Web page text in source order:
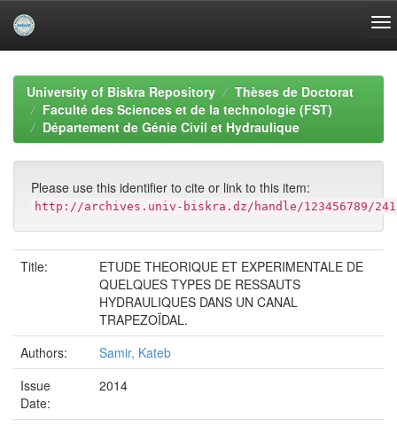
navigationUniversity of Biskra Repository
Thèses de Doctorat
Faculté des Sciences et de la technologie (FST)
Département de Génie Civil et Hydraulique
Please use this identifier to cite or link to this item:
http://archives.univ-biskra.dz/handle/123456789/
Title:
ETUDE THEORIQUE ET EXPERIMENTALE DE
QUELQUES TYPES DE RESSAUTS
HYDRAULIQUES DANS UN CANAL
TRAPEZOÏDAL.
Authors:
Samir, Kateb
Issue
Date:
2014